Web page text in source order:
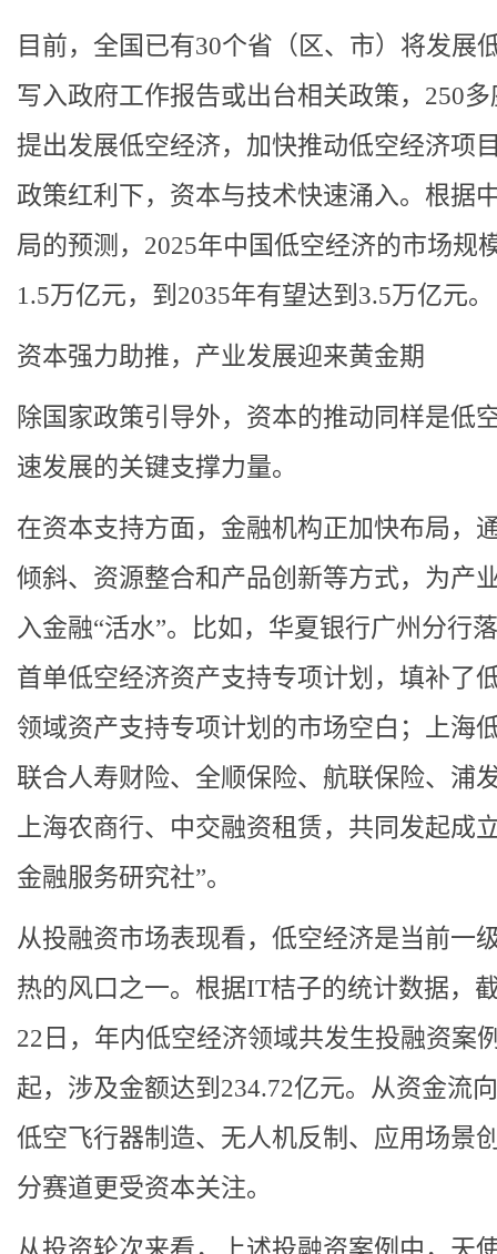
目前，全国已有30个省（区、市）将发展
写入政府工作报告或出台相关政策，250
提出发展低空经济，加快推动低空经济项
政策红利下，资本与技术快速涌入。根据
局的预测，2025年中国低空经济的市场规
1.5万亿元，到2035年有望达到3.5万亿元。
资本强力助推，产业发展迎来黄金期
除国家政策引导外，资本的推动同样是低
速发展的关键支撑力量。
在资本支持方面，金融机构正加快布局，
倾斜、资源整合和产品创新等方式，为产
入金融“活水”。比如，华夏银行广州分行
首单低空经济资产支持专项计划，填补了
领域资产支持专项计划的市场空白；上海
联合人寿财险、全顺保险、航联保险、浦
上海农商行、中交融资租赁，共同发起成
金融服务研究社”。
从投融资市场表现看，低空经济是当前一
热的风口之一。根据IT桔子的统计数据，
22日，年内低空经济领域共发生投融资案
起，涉及金额达到234.72亿元。从资金流
低空飞行器制造、无人机反制、应用场景
分赛道更受资本关注。